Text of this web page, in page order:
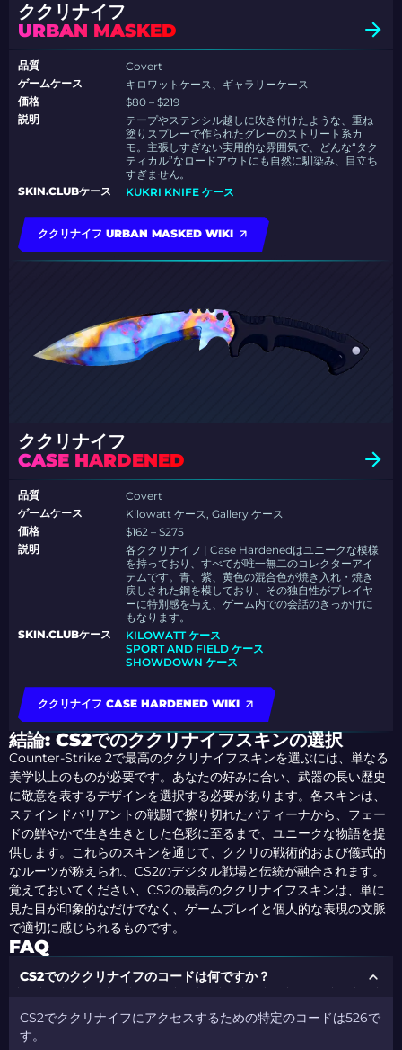
ククリナイフ
URBAN MASKED
品質
Covert
ゲームケース
キロワットケース、ギャラリーケース
価格
$80 – $219
説明
テープやステンシル越しに吹き付けたような、重ね
塗りスプレーで作られたグレーのストリート系カ
モ。主張しすぎない実用的な雰囲気で、どんな“タク
ティカル”なロードアウトにも自然に馴染み、目立ち
すぎません。
SKIN.CLUBケース
KUKRI KNIFE ケース
ククリナイフ URBAN MASKED WIKI
ククリナイフ
CASE HARDENED
品質
Covert
ゲームケース
Kilowatt ケース, Gallery ケース
価格
$162 – $275
説明
各ククリナイフ | Case Hardenedはユニークな模様
を持っており、すべてが唯一無二のコレクターアイ
テムです。青、紫、黄色の混合色が焼き入れ・焼き
戻しされた鋼を模しており、その独自性がプレイヤ
ーに特別感を与え、ゲーム内での会話のきっかけに
もなります。
SKIN.CLUBケース
KILOWATT ケース
SPORT AND FIELD ケース
SHOWDOWN ケース
ククリナイフ CASE HARDENED WIKI
結論: CS2でのククリナイフスキンの選択
Counter-Strike 2で最高のククリナイフスキンを選ぶには、単なる
美学以上のものが必要です。あなたの好みに合い、武器の長い歴史
に敬意を表するデザインを選択する必要があります。各スキンは、
ステインドバリアントの戦闘で擦り切れたパティーナから、フェー
ドの鮮やかで生き生きとした色彩に至るまで、ユニークな物語を提
供します。これらのスキンを通じて、ククリの戦術的および儀式的
なルーツが称えられ、CS2のデジタル戦場と伝統が融合されます。
覚えておいてください、CS2の最高のククリナイフスキンは、単に
見た目が印象的なだけでなく、ゲームプレイと個人的な表現の文脈
で適切に感じられるものです。
FAQ
CS2でのククリナイフのコードは何ですか？
CS2でククリナイフにアクセスするための特定のコードは526で
す。